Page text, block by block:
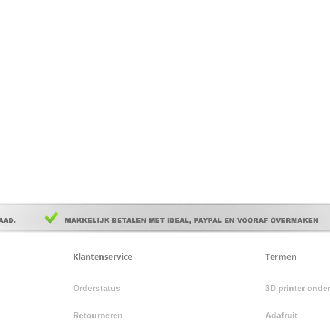
Klantenservice
Orderstatus
Retourneren
Termen
3D printer
Adafruit